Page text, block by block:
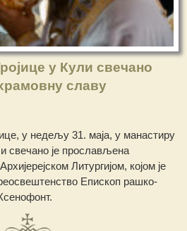
у Кули свечано
славу
у недељу 31. маја, у манастиру
свечано је прослављена
Литургијом, којом је
Епископ рашко-